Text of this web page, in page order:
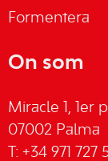
Formentera
On som
Miracle 1, 1er
07002 Palma
T: +34 971 727